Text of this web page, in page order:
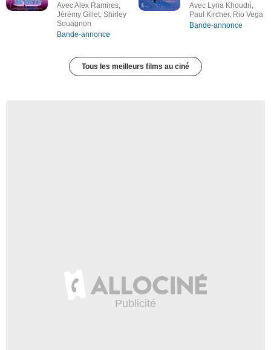
Avec Alex Ramires,
Jérémy Gillet, Shirley
Souagnon
Bande-annonce
Avec Lyna Khoudri,
Paul Kircher, Rio Vega
Bande-annonce
Tous les meilleurs films au ciné